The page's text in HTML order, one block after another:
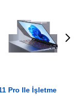
Pro Ile İşletme